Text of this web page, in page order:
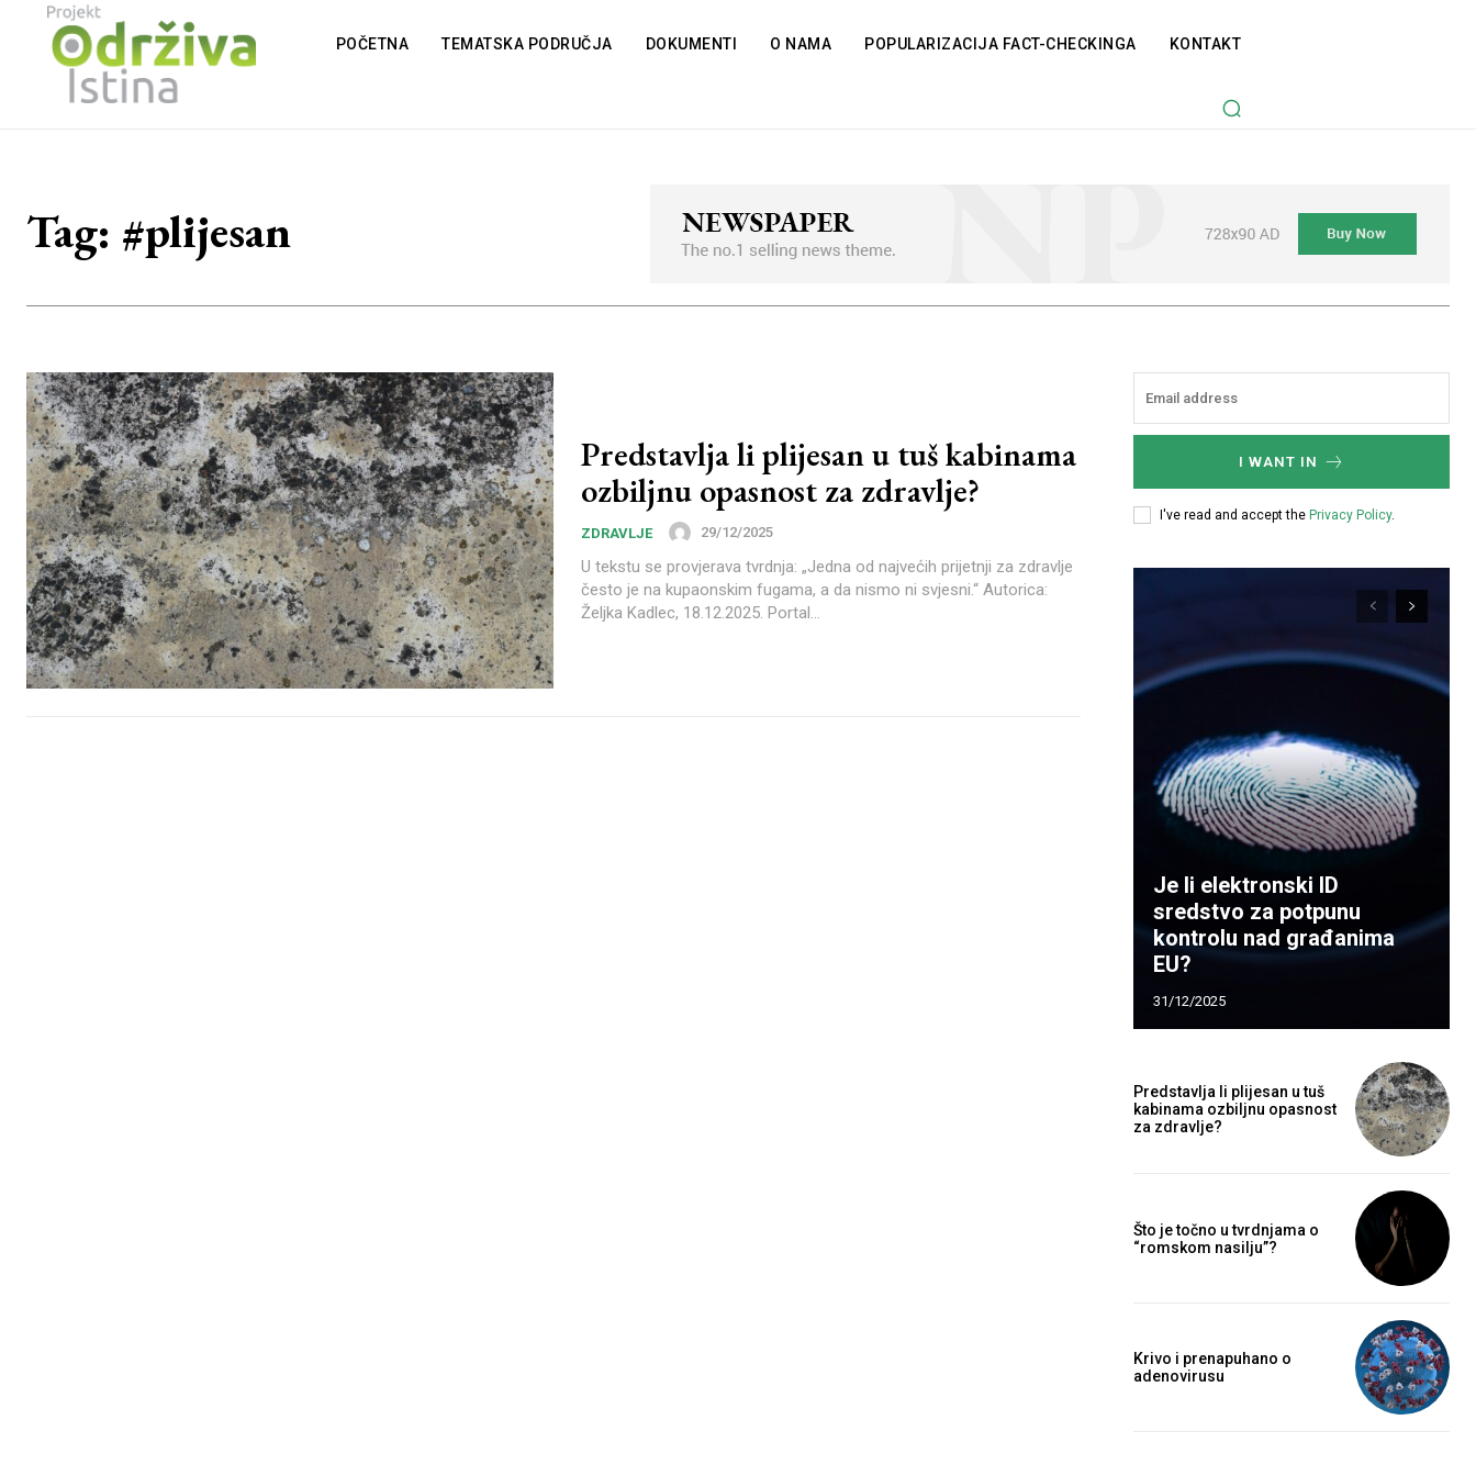
POČETNA TEMATSKA PODRUČJA DOKUMENTI O NAMA POPULARIZACIJA FACT-CHECKINGA KONTAKT
Tag: #plijesan
Predstavlja li plijesan u tuš kabinama
ozbiljnu opasnost za zdravlje?
ZDRAVLJE 29/12/2025
U tekstu se provjerava tvrdnja: „Jedna od najvećih prijetnji za zdravlje
često je na kupaonskim fugama, a da nismo ni svjesni.“ Autorica:
Željka Kadlec, 18.12.2025. Portal...
I WANT IN
I've read and accept the Privacy Policy.
Je li elektronski ID
sredstvo za potpunu
kontrolu nad građanima
EU?
31/12/2025
Predstavlja li plijesan u tuš
kabinama ozbiljnu opasnost
za zdravlje?
Što je točno u tvrdnjama o
“romskom nasilju”?
Krivo i prenapuhano o
adenovirusu